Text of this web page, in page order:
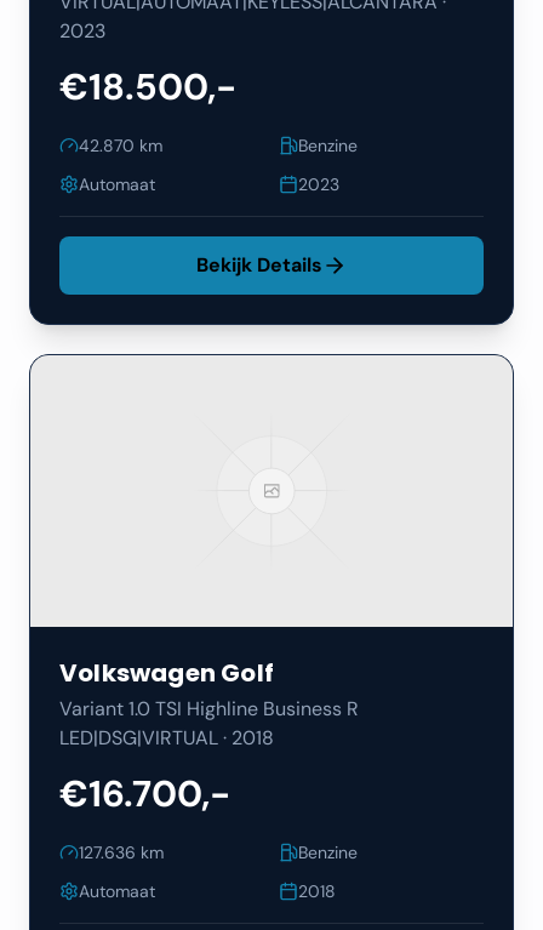
2023
€18.500,-
42.870 km
Benzine
Automaat
2023
Bekijk Details
Volkswagen Golf
Variant 1.0 TSI Highline Business R
LED|DSG|VIRTUAL· 2018
€16.700,-
127.636 km
Benzine
Automaat
2018